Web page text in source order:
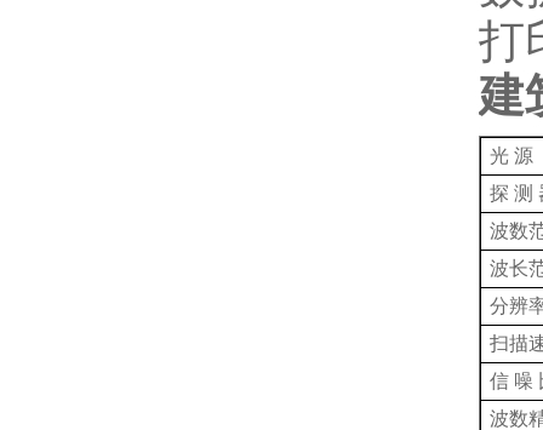
打
建
光 源
探 测
波数
波长
分辨
扫描
信 噪
波数